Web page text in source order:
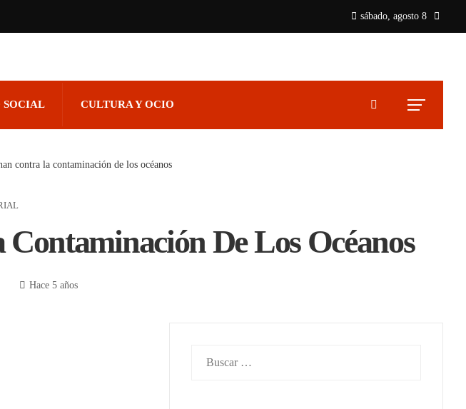
sábado, agosto 8
SOCIAL CULTURA Y OCIO
contra la contaminación de los océanos
De Los Océanos
Hace 5 años